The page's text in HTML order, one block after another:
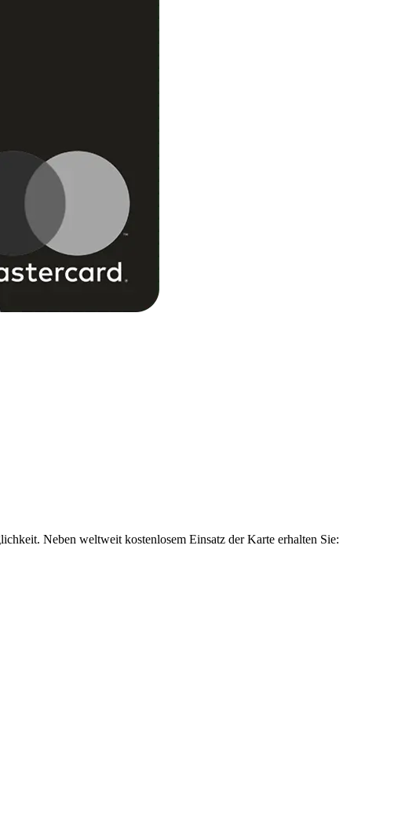
Neben weltweit kostenlosem Einsatz der Karte erhalten Sie: